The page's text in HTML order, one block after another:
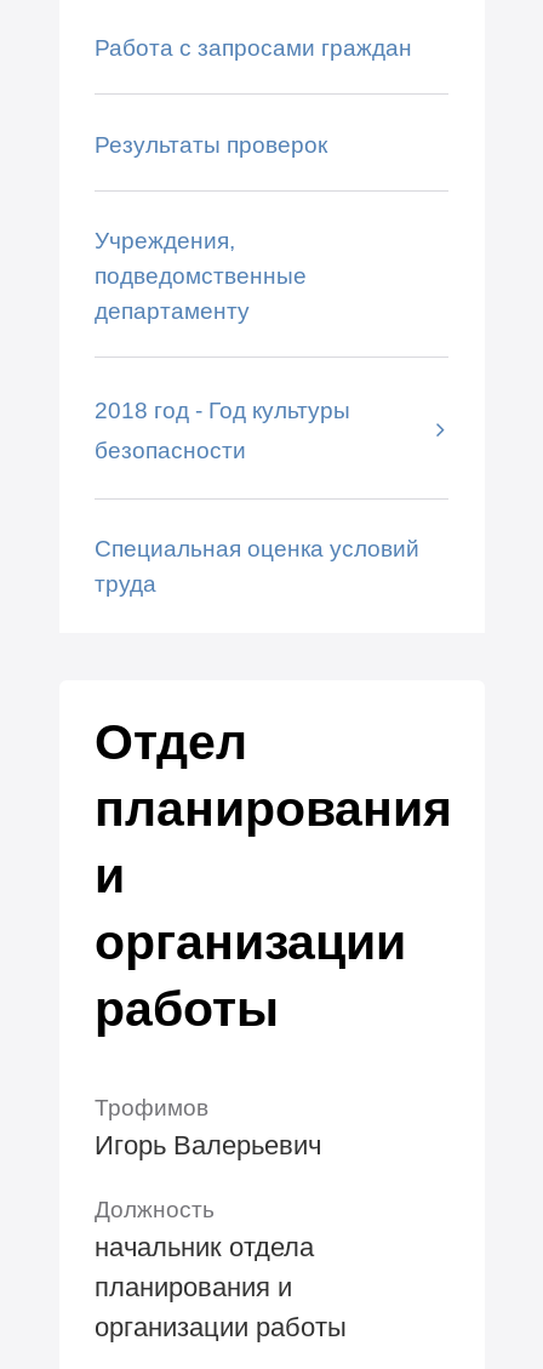
Работа с запросами граждан
Результаты проверок
Учреждения,
подведомственные
департаменту
2018 год - Год культуры
безопасности
Специальная оценка условий
труда
Отдел
планирования
и
организации
работы
Трофимов
Игорь Валерьевич
Должность
начальник отдела
планирования и
организации работы